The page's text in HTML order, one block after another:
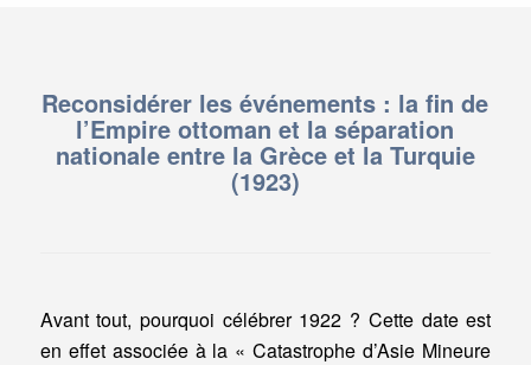
Reconsidérer les événements : la fin de
l’Empire ottoman et la séparation
nationale entre la Grèce et la Turquie
(1923)
Avant tout, pourquoi célébrer 1922 ? Cette date est
en effet associée à la « Catastrophe d’Asie Mineure